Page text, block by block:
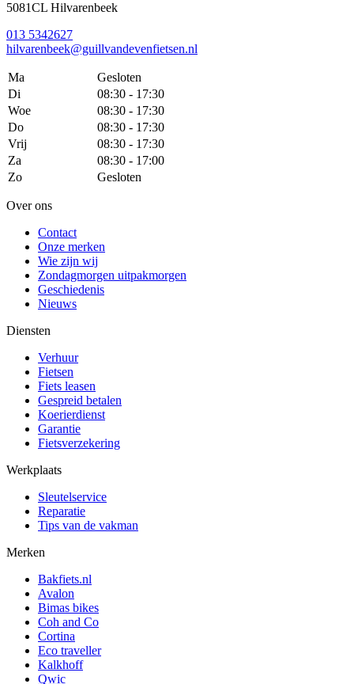
5081CL Hilvarenbeek
013 5342627
hilvarenbeek@guillvandevenfietsen.nl
Ma
Gesloten
Di
08:30 - 17:30
Woe
08:30 - 17:30
Do
08:30 - 17:30
Vrij
08:30 - 17:30
Za
08:30 - 17:00
Zo
Gesloten
Over ons
Contact
Onze merken
Wie zijn wij
Zondagmorgen uitpakmorgen
Geschiedenis
Nieuws
Diensten
Verhuur
Fietsen
Fiets leasen
Gespreid betalen
Koerierdienst
Garantie
Fietsverzekering
Werkplaats
Sleutelservice
Reparatie
Tips van de vakman
Merken
Bakfiets.nl
Avalon
Bimas bikes
Coh and Co
Cortina
Eco traveller
Kalkhoff
Qwic